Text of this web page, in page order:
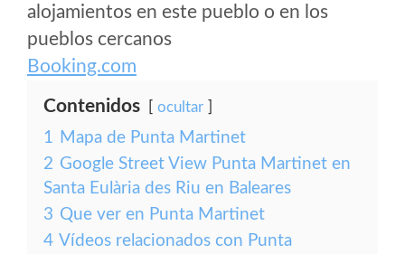
alojamientos en este pueblo o en los
pueblos cercanos
Booking.com
Contenidos ocultar
1 Mapa de Punta Martinet
2 Google Street View Punta Martinet en
Santa Eulària des Riu en Baleares
3 Que ver en Punta Martinet
4 Vídeos relacionados con Punta